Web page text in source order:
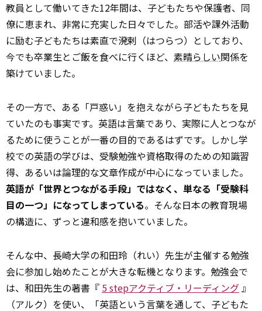
教員として働いてきた12年間は、子どもたちや保護者、同
僚に恵まれ、非常に充実した日々でした。部活や課外活動
に励む子どもたちは素直で溌剌（はつらつ）としており、
今でも卒業生とご飯を食べに行くほど、 素晴らしい関係を
築けていました。
その一方で、ある「戸惑い」を抱えながら子どもたちを見
ていたのも事実です。英語は言葉であり、実際に人とつなが
るために使うことが一番の目的であるはずです。しかし学
校での英語の学びは、受験勉強や資格取得のための知識習
得、あるいは論理的な文章作成が中心になっていました。
英語が「世界とつながる手段」ではなく、単なる「受験科
目の一つ」になってしまっている――。そんな日本の教育現場
の構造に、ずっと違和感を抱いていました。
そんな中、長崎大学の和田玲（れい）先生が主催する勉強
会に参加し始めたことが大きな転機となります。勉強会で
は、和田先生の著書『 5 stepアクティブ・リーディング』
（アルク）を使い、「英語という言葉を通して、子どもた